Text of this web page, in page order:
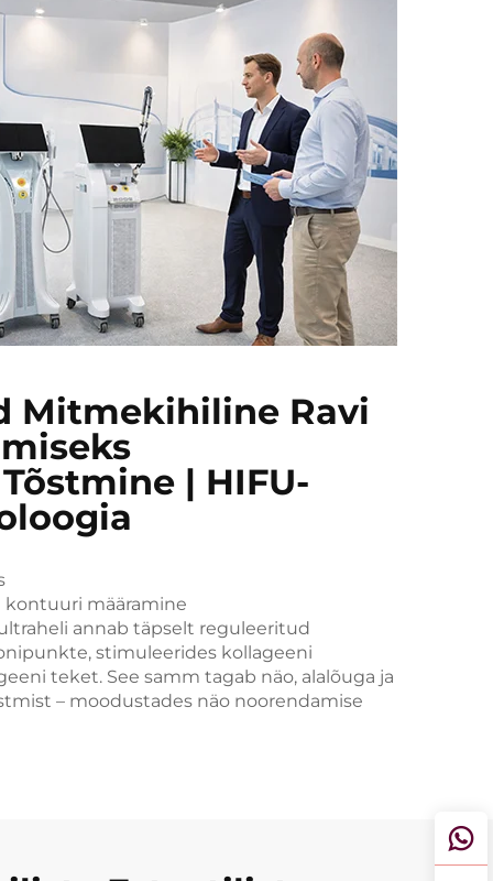
Mitmekihiline Ravi
| HIFU-
kontuuri määramine
annab täpselt reguleeritud
stimuleerides kollageeni
teket. See samm tagab näo, alalõuga ja
– moodustades näo noorendamise